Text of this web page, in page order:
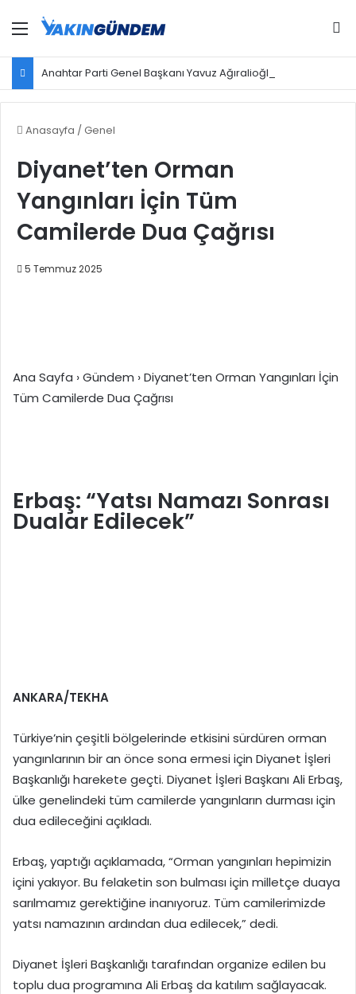
Menü
Anasayfa / Genel
Diyanet’ten Orman
Yangınları İçin Tüm
Camilerde Dua Çağrısı
5 Temmuz 2025
Ana Sayfa ›Gündem ›Diyanet’ten Orman Yangınları İçin
Tüm Camilerde Dua Çağrısı
Erbaş: “Yatsı Namazı Sonrası
Dualar Edilecek”
ANKARA/TEKHA
Türkiye’nin çeşitli bölgelerinde etkisini sürdüren orman
yangınlarının bir an önce sona ermesi için Diyanet İşleri
Başkanlığı harekete geçti. Diyanet İşleri Başkanı Ali Erbaş,
ülke genelindeki tüm camilerde yangınların durması için
dua edileceğini açıkladı.
Erbaş, yaptığı açıklamada, “Orman yangınları hepimizin
içini yakıyor. Bu felaketin son bulması için milletçe duaya
sarılmamız gerektiğine inanıyoruz. Tüm camilerimizde
yatsı namazının ardından dua edilecek,” dedi.
Diyanet İşleri Başkanlığı tarafından organize edilen bu
toplu dua programına Ali Erbaş da katılım sağlayacak.